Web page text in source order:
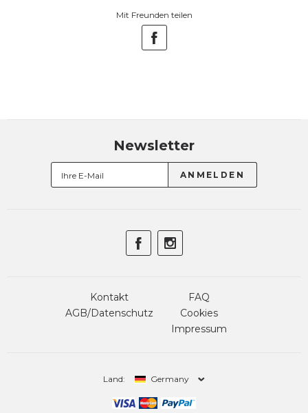
Mit Freunden teilen
Newsletter
Kontakt
AGB/Datenschutz
FAQ
Cookies
Impressum
Land: Germany